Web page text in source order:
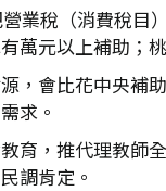
業稅（消費稅目
萬元以上補助；
，會比花中央補
求。
育，推代理教師
調肯定。